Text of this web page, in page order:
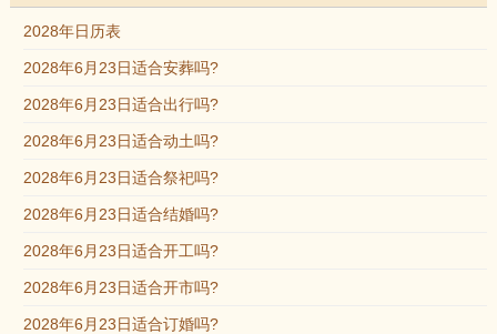
2028年日历表
2028年6月23日适合安葬吗?
2028年6月23日适合出行吗?
2028年6月23日适合动土吗?
2028年6月23日适合祭祀吗?
2028年6月23日适合结婚吗?
2028年6月23日适合开工吗?
2028年6月23日适合开市吗?
2028年6月23日适合订婚吗?